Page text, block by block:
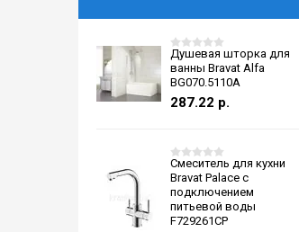
Душевая шторка для
ванны Bravat Alfa
BG070.5110A
287.22 р.
Смеситель для кухни
Bravat Palace с
подключением
питьевой воды
F729261CP